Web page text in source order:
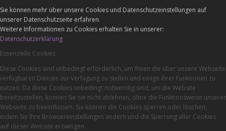
Sie können mehr über unsere Cookies und Datenschutzeinstellungen auf
unserer Datenschutzseite erfahren.
Weitere Informationen zu Cookies erhalten Sie in unserer:
Datenschutzerklärung
Essenzielle Cookies
Diese Cookies sind unbedingt erforderlich, um Ihnen die über unsere Webseite
verfügbaren Dienste zur Verfügung zu stellen und einige ihrer Funktionen zu
nutzen. Da diese Cookies unbedingt notwendig sind, um die Website
bereitzustellen, können Sie sie nicht ablehnen, ohne die Funktionsweise unserer
Webseite zu beeinflussen. Sie können die Cookies sperren oder löschen,
indem Sie Ihre Browsereinstellungen ändern und die Sperrung aller Cookies
auf dieser Website erzwingen.